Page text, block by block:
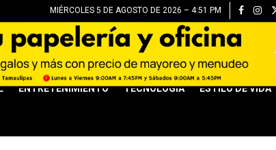
MIÉRCOLES 5 DE AGOSTO DE 2026 – 4:51 PM
ENTRETENIMIENTO TECNOLOGÍA ESTILO DE VIDA